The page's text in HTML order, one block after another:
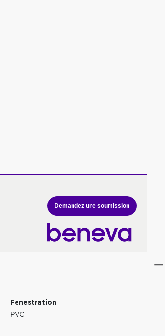
Demandez une soumission
Fenestration
PVC